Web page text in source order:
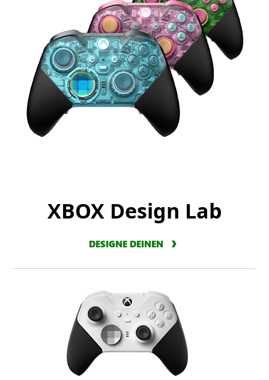
XBOX Design Lab
DESIGNE DEINEN